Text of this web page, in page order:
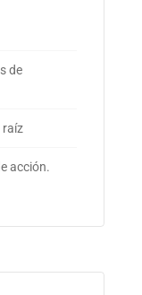
de
raíz
acción.